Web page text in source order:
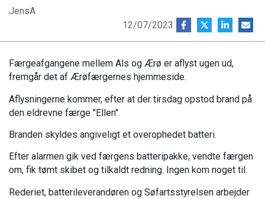
JensA
12/07/2023
Færgeafgangene mellem Als og Ærø er aflyst ugen ud,
fremgår det af Ærøfærgernes hjemmeside.
Aflysningerne kommer, efter at der tirsdag opstod brand på
den eldrevne færge "Ellen".
Branden skyldes angiveligt et overophedet batteri.
Efter alarmen gik ved færgens batteripakke, vendte færgen
om, fik tømt skibet og tilkaldt redning. Ingen kom noget til.
Rederiet, batterileverandøren og Søfartsstyrelsen arbejder